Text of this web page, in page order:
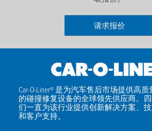
请求报价
电邮*
Car-O-Liner® 是为汽车售后市场提供高
的碰撞修复设备的全球领先供应商。
们一直为该行业提供创新解决方案、
和客户支持。